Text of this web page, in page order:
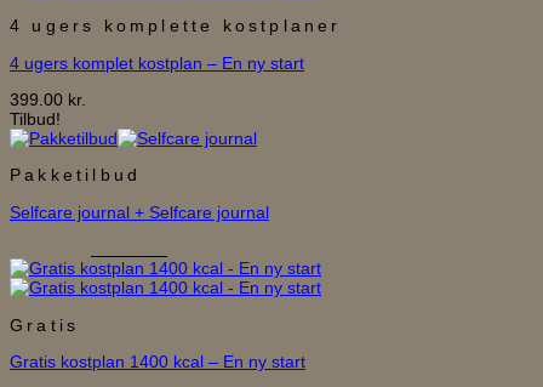
4 ugers komplette kostplaner
4 ugers komplet kostplan – En ny start
399.00 kr.
Tilbud!
Pakketilbud
Selfcare journal + Selfcare journal
oprindelige
pris
aktuelle
pris
Gratis
Gratis kostplan 1400 kcal – En ny start